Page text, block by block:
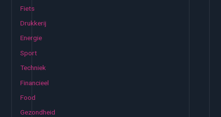
Fiets
Drukkerij
Energie
Sport
Techniek
Financieel
Food
Gezondheid